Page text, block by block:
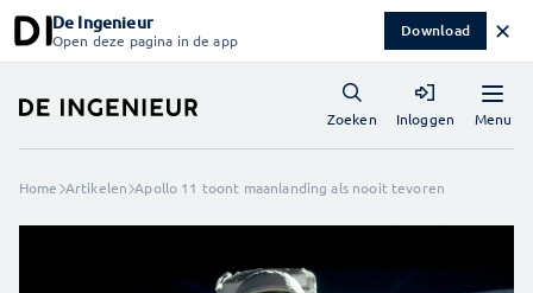
De Ingenieur
Open deze pagina in de app Download ✕
Menu
Zoeken Inloggen
Home Artikelen Apollo 11 toont maanlanding als nooit tevoren